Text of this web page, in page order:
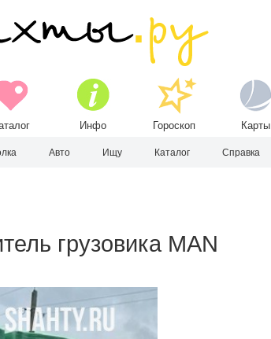
Инфо Гороскоп Карты
Авто Ищу Каталог Справка
грузовика MAN